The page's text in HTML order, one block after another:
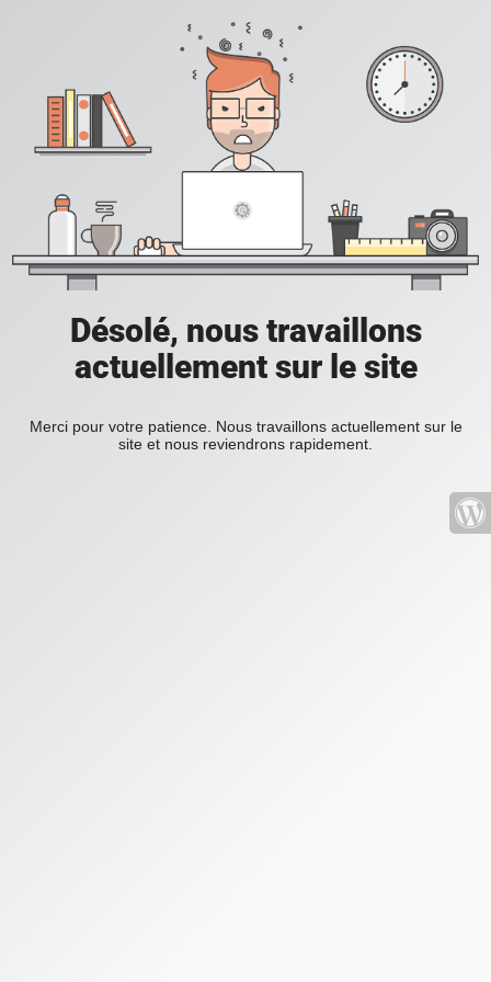
Désolé, nous travaillons
actuellement sur le site
Merci pour votre patience. Nous travaillons actuellement sur le
site et nous reviendrons rapidement.